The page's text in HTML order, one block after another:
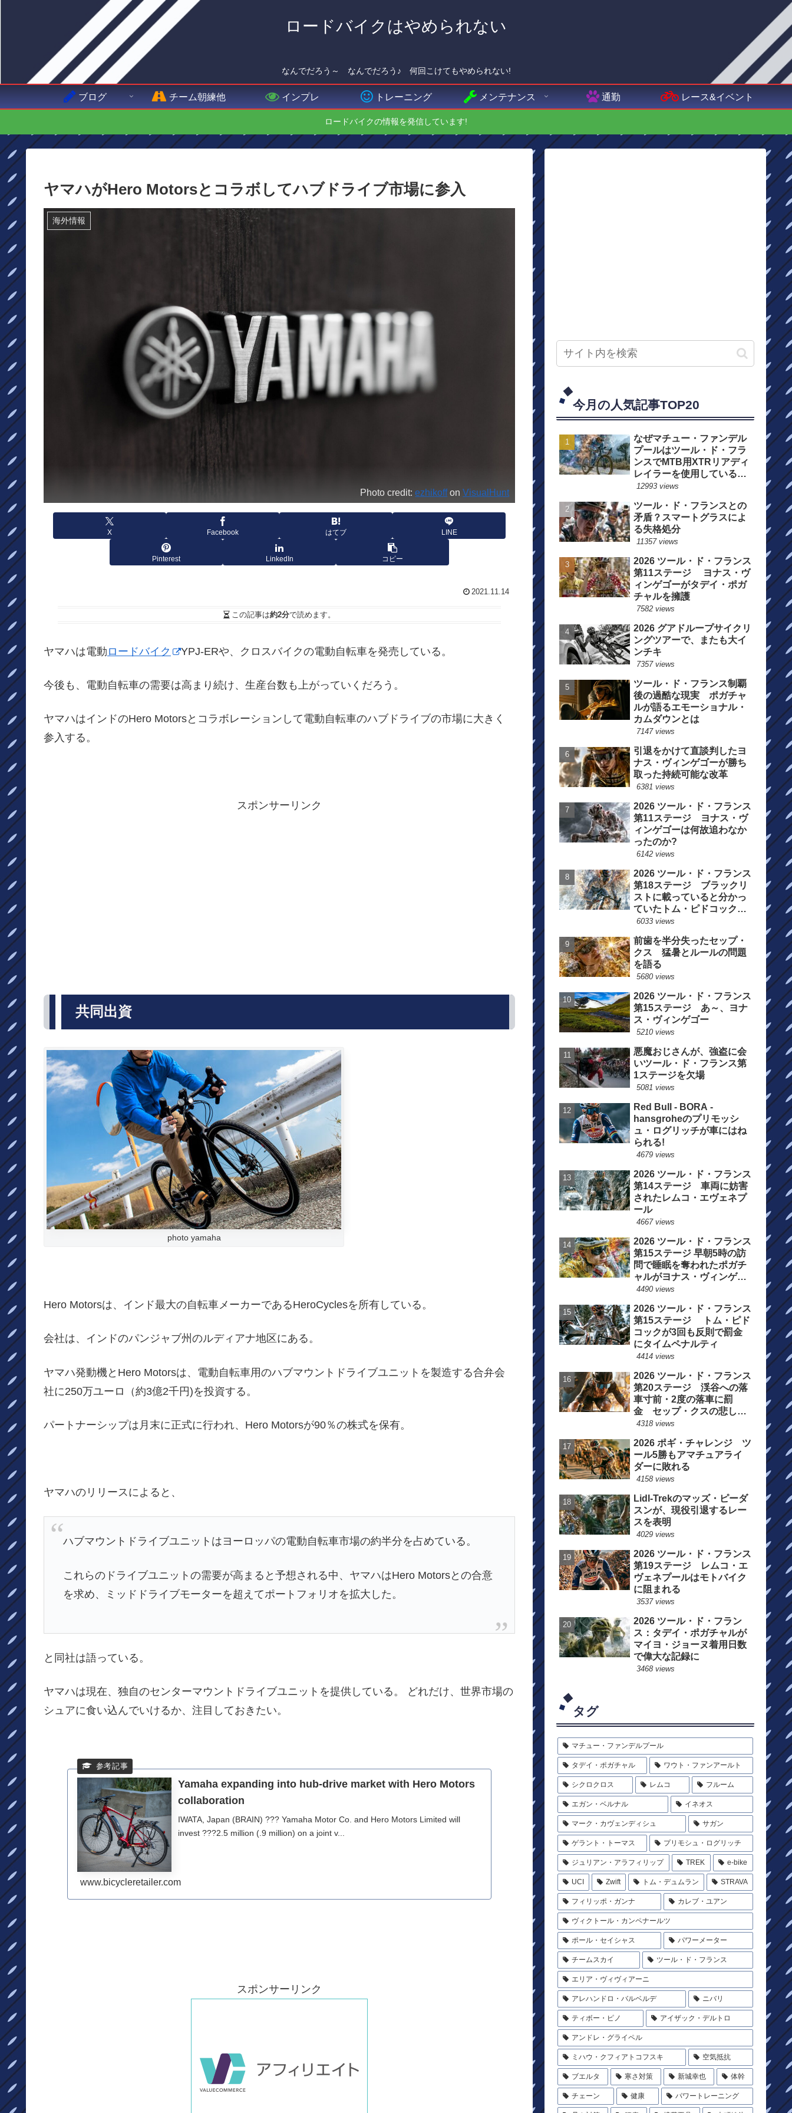
ロードバイクはやめられない
なんでだろう～ なんでだろう♪ 何回こけてもやめられない!
ブログ チーム朝練他 インプレ トレーニング メンテナンス 通勤 レース&イベント
ロードバイクの情報を発信しています!
ヤマハがHero Motorsとコラボしてハブドライブ市場に参入
海外情報
Photo credit:ezhikoffonVisualHunt
X Facebook はてブ LINE
Pinterest LinkedIn コピー
2021.11.14
この記事は約2分で読めます。
ヤマハは電動 ロードバイク YPJ-ERや、クロスバイクの電動自転車を発売している。
今後も、電動自転車の需要は高まり続け、生産台数も上がっていくだろう。
ヤマハはインドのHero Motorsとコラボレーションして電動自転車のハブドライブの市場に大きく
参入する。
スポンサーリンク
共同出資
photo yamaha
Hero Motorsは、インド最大の自転車メーカーであるHeroCyclesを所有している。
会社は、インドのパンジャブ州のルディアナ地区にある。
ヤマハ発動機とHero Motorsは、電動自転車用のハブマウントドライブユニットを製造する合弁会
社に250万ユーロ（約3億2千円)を投資する。
パートナーシップは月末に正式に行われ、Hero Motorsが90％の株式を保有。
ヤマハのリリースによると、
ハブマウントドライブユニットはヨーロッパの電動自転車市場の約半分を占めている。
これらのドライブユニットの需要が高まると予想される中、ヤマハはHero Motorsとの合意
を求め、ミッドドライブモーターを超えてポートフォリオを拡大した。
と同社は語っている。
ヤマハは現在、独自のセンターマウントドライブユニットを提供している。 どれだけ、世界市場の
シュアに食い込んでいけるか、注目しておきたい。
Yamaha expanding into hub-drive market with Hero Motors
collaboration
IWATA, Japan (BRAIN) ??? Yamaha Motor Co. and Hero Motors Limited will
invest ???2.5 million (.9 million) on a joint v...
www.bicycleretailer.com
スポンサーリンク
今月の人気記事TOP20
なぜマチュー・ファンデル
プールはツール・ド・フラ
ンスでMTB用XTRリアディ
レイラーを使用しているの
か？
12993 views
ツール・ド・フランスとの
矛盾？スマートグラスによ
る失格処分
11357 views
2026 ツール・ド・フランス
第11ステージ ヨナス・ヴ
ィンゲゴーがタデイ・ポガ
チャルを擁護
7582 views
2026 グアドループサイクリ
ングツアーで、またも大イ
ンチキ
7357 views
ツール・ド・フランス制覇
後の過酷な現実 ポガチャ
ルが語るエモーショナル・
カムダウンとは
7147 views
引退をかけて直談判したヨ
ナス・ヴィンゲゴーが勝ち
取った持続可能な改革
6381 views
2026 ツール・ド・フランス
第11ステージ ヨナス・ヴ
ィンゲゴーは何故追わなか
ったのか?
6142 views
2026 ツール・ド・フランス
第18ステージ ブラックリ
ストに載っていると分かっ
ていたトム・ピドコックは
総合順位死守に
6033 views
前歯を半分失ったセップ・
クス 猛暑とルールの問題
を語る
5680 views
2026 ツール・ド・フランス
第15ステージ あ～、ヨナ
ス・ヴィンゲゴー
5210 views
悪魔おじさんが、強盗に会
いツール・ド・フランス第
1ステージを欠場
5081 views
Red Bull - BORA -
hansgroheのプリモッシ
ュ・ログリッチが車にはね
られる!
4679 views
2026 ツール・ド・フランス
第14ステージ 車両に妨害
されたレムコ・エヴェネプ
ール
4667 views
2026 ツール・ド・フランス
第15ステージ 早朝5時の訪
問で睡眠を奪われたポガチ
ャルがヨナス・ヴィンゲゴ
ーの離脱を惜しむ
4490 views
2026 ツール・ド・フランス
第15ステージ トム・ピド
コックが3回も反則で罰金
にタイムペナルティ
4414 views
2026 ツール・ド・フランス
第20ステージ 渓谷への落
車寸前・2度の落車に罰
金 セップ・クスの悲しい
一日
4318 views
2026 ポギ・チャレンジ ツ
ール5勝もアマチュアライ
ダーに敗れる
4158 views
Lidl-Trekのマッズ・ピーダ
スンが、現役引退するレー
スを表明
4029 views
2026 ツール・ド・フランス
第19ステージ レムコ・エ
ヴェネプールはモトバイク
に阻まれる
3537 views
2026 ツール・ド・フラン
ス：タデイ・ポガチャルが
マイヨ・ジョーヌ着用日数
で偉大な記録に
3468 views
タグ
マチュー・ファンデルプール
タデイ・ポガチャル ワウト・ファンアールト
シクロクロス レムコ フルーム
エガン・ベルナル イネオス
マーク・カヴェンディシュ サガン
ゲラント・トーマス プリモシュ・ログリッチ
ジュリアン・アラフィリップ TREK e-bike
UCI Zwift トム・デュムラン STRAVA
フィリッポ・ガンナ カレブ・ユアン
ヴィクトール・カンペナールツ
ポール・セイシャス パワーメーター
チームスカイ ツール・ド・フランス
エリア・ヴィヴィアーニ
アレハンドロ・バルベルデ ニバリ
ティボー・ピノ アイザック・デルトロ
アンドレ・グライペル
ミハウ・クフィアトコフスキ 空気抵抗
ブエルタ 寒さ対策 新城幸也 体幹
チェーン 健康 パワートレーニング